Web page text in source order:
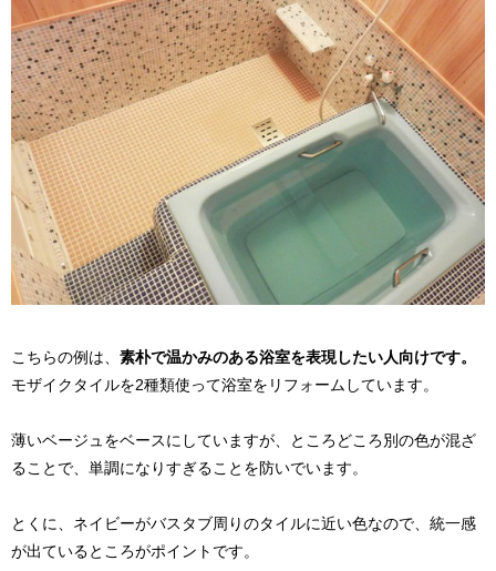
こちらの例は、 素朴で温かみのある浴室を表現したい人向けです。
モザイクタイルを2種類使って浴室をリフォームしています。
薄いベージュをベースにしていますが、ところどころ別の色が混ざ
ることで、単調になりすぎることを防いでいます。
とくに、ネイビーがバスタブ周りのタイルに近い色なので、統一感
が出ているところがポイントです。